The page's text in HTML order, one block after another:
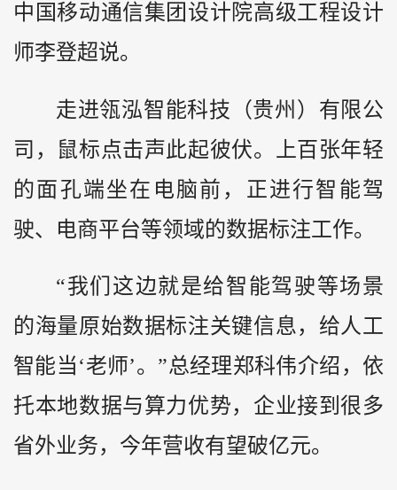
中国移动通信集团设计院高级工程设计
师李登超说。
走进瓴泓智能科技（贵州）有限公
司，鼠标点击声此起彼伏。上百张年轻
的面孔端坐在电脑前，正进行智能驾
驶、电商平台等领域的数据标注工作。
“我们这边就是给智能驾驶等场景
的海量原始数据标注关键信息，给人工
智能当‘老师’。”总经理郑科伟介绍，依
托本地数据与算力优势，企业接到很多
省外业务，今年营收有望破亿元。